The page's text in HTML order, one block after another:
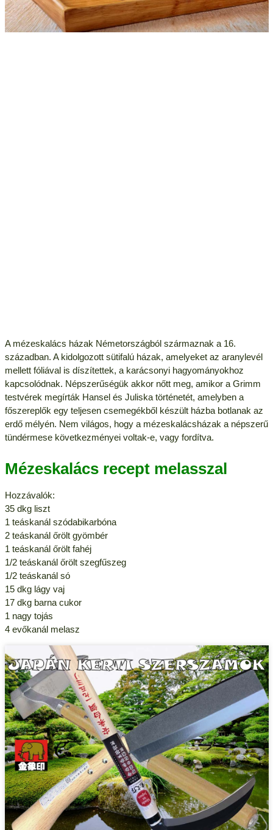
A mézeskalács házak Németországból származnak a 16.
században. A kidolgozott sütifalú házak, amelyeket az aranylevél
mellett fóliával is díszítettek, a karácsonyi hagyományokhoz
kapcsolódnak. Népszerűségük akkor nőtt meg, amikor a Grimm
testvérek megírták Hansel és Juliska történetét, amelyben a
főszereplők egy teljesen csemegékből készült házba botlanak az
erdő mélyén. Nem világos, hogy a mézeskalácsházak a népszerű
tündérmese következményei voltak-e, vagy fordítva.
Mézeskalács recept melasszal
Hozzávalók:
35 dkg liszt
1 teáskanál szódabikarbóna
2 teáskanál őrölt gyömbér
1 teáskanál őrölt fahéj
1/2 teáskanál őrölt szegfűszeg
1/2 teáskanál só
15 dkg lágy vaj
17 dkg barna cukor
1 nagy tojás
4 evőkanál melasz